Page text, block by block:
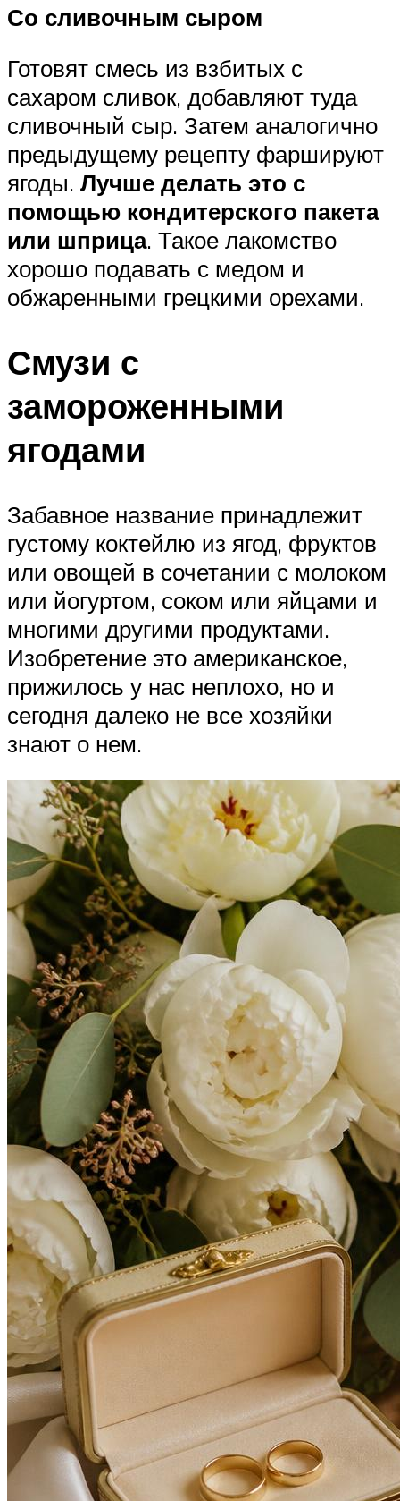
Со сливочным сыром
Готовят смесь из взбитых с
сахаром сливок, добавляют туда
сливочный сыр. Затем аналогично
предыдущему рецепту фаршируют
ягоды. Лучше делать это с
помощью кондитерского пакета
или шприца. Такое лакомство
хорошо подавать с медом и
обжаренными грецкими орехами.
Смузи с
замороженными
ягодами
Забавное название принадлежит
густому коктейлю из ягод, фруктов
или овощей в сочетании с молоком
или йогуртом, соком или яйцами и
многими другими продуктами.
Изобретение это американское,
прижилось у нас неплохо, но и
сегодня далеко не все хозяйки
знают о нем.